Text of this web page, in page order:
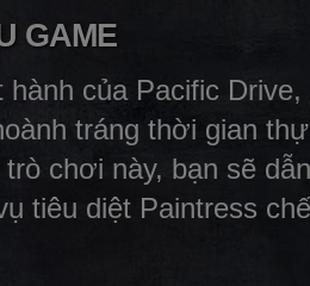
GAME
của Pacific
tráng thời gian
chơi này, bạn sẽ
tiêu diệt Paintress